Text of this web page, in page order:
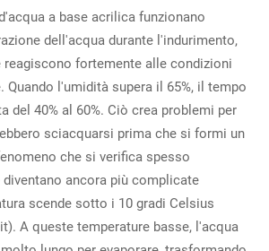
a base acrilica funzionano
dell'acqua durante l'indurimento,
reagiscono fortemente alle condizioni
Quando l'umidità supera il 65%, il tempo
del 40% al 60%. Ciò crea problemi per
sciacquarsi prima che si formi un
che si verifica spesso
ancora più complicate
scende sotto i 10 gradi Celsius
A queste temperature basse, l'acqua